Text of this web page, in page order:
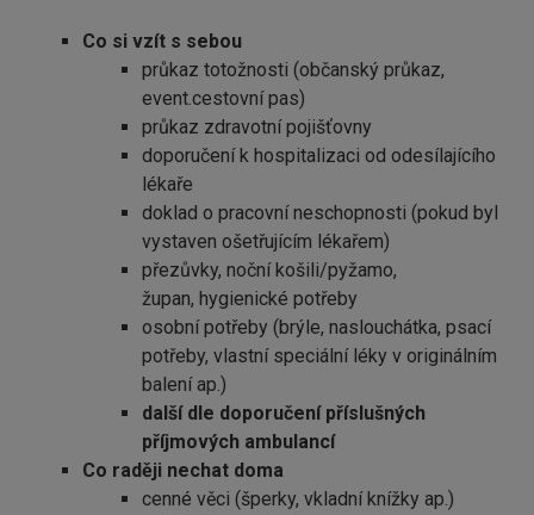
Co si vzít s sebou
průkaz totožnosti (občanský průkaz,
event.cestovní pas)
průkaz zdravotní pojišťovny
doporučení k hospitalizaci od odesílajícího
lékaře
doklad o pracovní neschopnosti (pokud byl
vystaven ošetřujícím lékařem)
přezůvky, noční košili/pyžamo,
župan, hygienické potřeby
osobní potřeby (brýle, naslouchátka, psací
potřeby, vlastní speciální léky v originálním
balení ap.)
další dle doporučení příslušných
příjmových ambulancí
Co raději nechat doma
cenné věci (šperky, vkladní knížky ap.)